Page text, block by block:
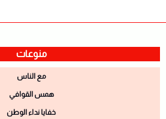
منوعات
مع الناس
همس القوافي
خفايا نداء الوطن